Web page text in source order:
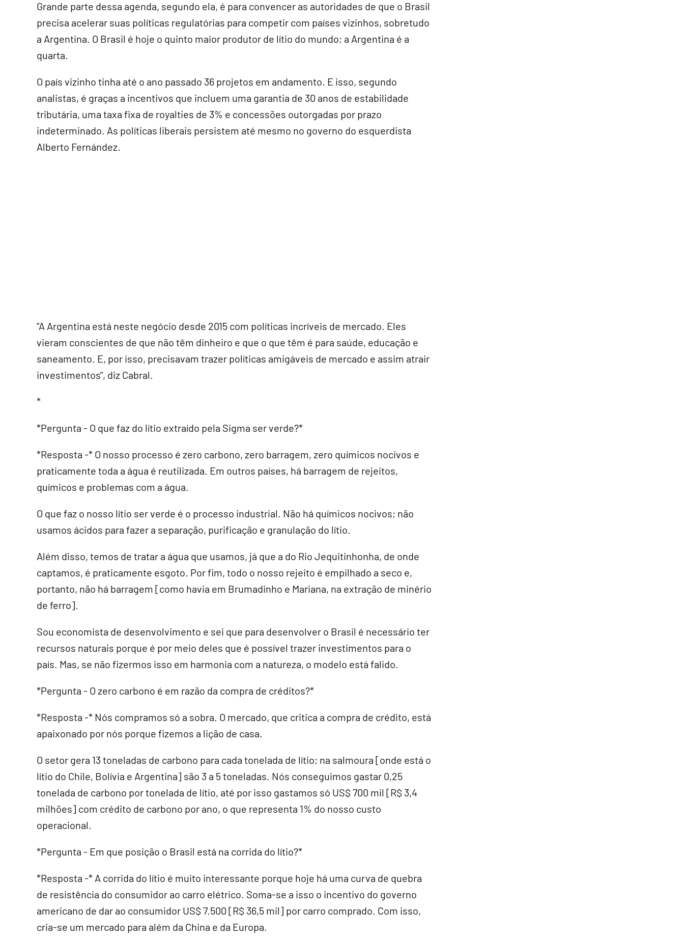
Grande parte dessa agenda, segundo ela, é para convencer as autoridades de que o Brasil
precisa acelerar suas políticas regulatórias para competir com países vizinhos, sobretudo
a Argentina. O Brasil é hoje o quinto maior produtor de lítio do mundo; a Argentina é a
quarta.
O país vizinho tinha até o ano passado 36 projetos em andamento. E isso, segundo
analistas, é graças a incentivos que incluem uma garantia de 30 anos de estabilidade
tributária, uma taxa fixa de royalties de 3% e concessões outorgadas por prazo
indeterminado. As políticas liberais persistem até mesmo no governo do esquerdista
Alberto Fernández.
"A Argentina está neste negócio desde 2015 com políticas incríveis de mercado. Eles
vieram conscientes de que não têm dinheiro e que o que têm é para saúde, educação e
saneamento. E, por isso, precisavam trazer políticas amigáveis de mercado e assim atrair
investimentos", diz Cabral.
*
*Pergunta - O que faz do lítio extraído pela Sigma ser verde?*
*Resposta -* O nosso processo é zero carbono, zero barragem, zero químicos nocivos e
praticamente toda a água é reutilizada. Em outros países, há barragem de rejeitos,
químicos e problemas com a água.
O que faz o nosso lítio ser verde é o processo industrial. Não há químicos nocivos; não
usamos ácidos para fazer a separação, purificação e granulação do lítio.
Além disso, temos de tratar a água que usamos, já que a do Rio Jequitinhonha, de onde
captamos, é praticamente esgoto. Por fim, todo o nosso rejeito é empilhado a seco e,
portanto, não há barragem [como havia em Brumadinho e Mariana, na extração de minério
de ferro].
Sou economista de desenvolvimento e sei que para desenvolver o Brasil é necessário ter
recursos naturais porque é por meio deles que é possível trazer investimentos para o
país. Mas, se não fizermos isso em harmonia com a natureza, o modelo está falido.
*Pergunta - O zero carbono é em razão da compra de créditos?*
*Resposta -* Nós compramos só a sobra. O mercado, que critica a compra de crédito, está
apaixonado por nós porque fizemos a lição de casa.
O setor gera 13 toneladas de carbono para cada tonelada de lítio; na salmoura [onde está o
lítio do Chile, Bolívia e Argentina] são 3 a 5 toneladas. Nós conseguimos gastar 0,25
tonelada de carbono por tonelada de lítio, até por isso gastamos só US$ 700 mil [R$ 3,4
milhões] com crédito de carbono por ano, o que representa 1% do nosso custo
operacional.
*Pergunta - Em que posição o Brasil está na corrida do lítio?*
*Resposta -* A corrida do lítio é muito interessante porque hoje há uma curva de quebra
de resistência do consumidor ao carro elétrico. Soma-se a isso o incentivo do governo
americano de dar ao consumidor US$ 7.500 [R$ 36,5 mil] por carro comprado. Com isso,
cria-se um mercado para além da China e da Europa.